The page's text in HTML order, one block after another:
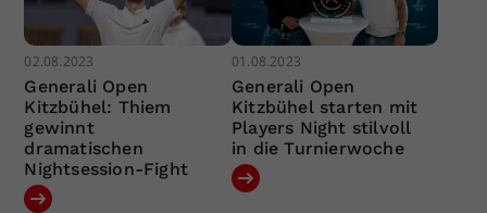
02.08.2023
Generali Open
Kitzbühel: Thiem
gewinnt
dramatischen
Nightsession-Fight
01.08.2023
Generali Open
Kitzbühel starten mit
Players Night stilvoll
in die Turnierwoche